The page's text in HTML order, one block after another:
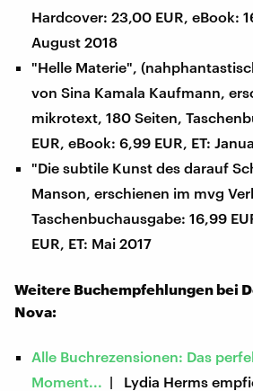
Hardcover: 23,00 EUR, eBook:
August 2018
"Helle Materie",
von Sina Kamala Kaufmann,
mikrotext, 180 Seiten,
EUR, eBook: 6,99 EUR, ET:
"Die subtile Kunst des darauf
Manson, erschienen im mvg
Taschenbuchausgabe: 16,99
EUR, ET: Mai 2017
Weitere Buchempfehlungen bei
Nova:
Alle Buchrezensionen: Das
Moment... | Lydia Herms